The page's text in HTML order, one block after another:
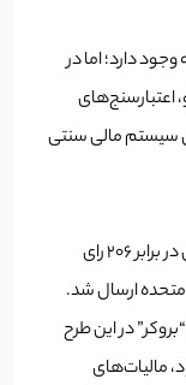
دارد؛ اما در
اعتبارسنج‌های
سیستم مالی سنتی
این طرح در مجلس نمایندگان با 228 رای موافق در برابر 206 رای
ارسال شد.
در این طرح
مالیات‌های